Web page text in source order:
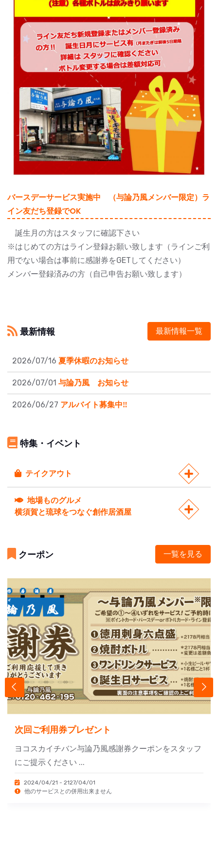
バースデーサービス実施中 （与論乃風メンバー限定）ラ
イン友だち登録でOK
誕生月の方はスタッフに確認下さい
※はじめての方はライン登録お願い致します（ラインご利
用でない場合は事前に感謝券をGETしてください）
メンバー登録済みの方（自己申告お願い致します）
最新情報 最新情報一覧
2026/07/16 夏季休暇のお知らせ
2026/07/01 与論乃風 お知らせ
2026/06/27 アルバイト募集中‼
特集・イベント
テイクアウト
地場ものグルメ
横須賀と琉球をつなぐ創作居酒屋
クーポン 一覧を見る
次回ご利用券プレゼント
ヨコスカイチバン与論乃風感謝券クーポンをスタッフ
にご提示ください ...
2024/04/21 - 2127/04/01
他のサービスとの併用出来ません